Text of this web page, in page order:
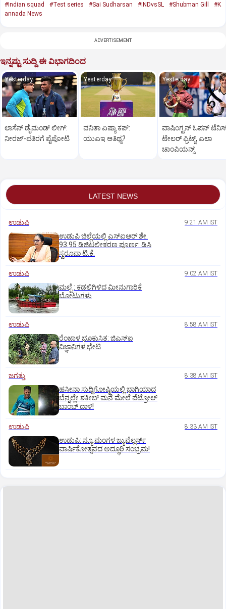
#Indian squad #Test series #Sai Sudharsan #INDvsSL #Shubman Gill
#K
annada News
ADVERTISEMENT
ಇನ್ನಷ್ಟು ಸುದ್ದಿ ಈ ವಿಭಾಗದಿಂದ
Yesterday
ಲಾಸೆನ್ ಡೈಮಂಡ್ ಲೀಗ್:
ನೀರಜ್-ಪತಿರಗೆ ಪೈಪೋಟಿ
Yesterday
ವನಿತಾ ಏಷ್ಯಾ ಕಪ್‌:
ಯುಎಇ ಆತಿಥ್ಯ?
Yesterday
ವಾಷಿಂಗ್ಟನ್‌ ಓಪನ್‌
ಟೇಲರ್‌ ಫ್ರಿಟ್ಜ್, ಎಲಾ
ಚಾಂಪಿಯನ್ಸ್‌
LATEST NEWS
ಉಡುಪಿ 9:21 AM IST
ಉಡುಪಿ ಜಿಲ್ಲೆಯಲ್ಲಿ ಎಸ್‌ಐಆರ್‌ ಶೇ.
93.95 ಡಿಜಿಟಲೀಕರಣ ಪೂರ್ಣ: ಡಿಸಿ
ಸ್ವರೂಪಾ ಟಿ.ಕೆ.
ಉಡುಪಿ 9:02 AM IST
ಮಲ್ಪೆ : ಕಡಲಿಗಿಳಿದ ಮೀನುಗಾರಿಕೆ
ಬೋಟುಗಳು
ಉಡುಪಿ 8:58 AM IST
ರೆಂಜಾಳ ಭೂಕುಸಿತ: ಜಿಎಸ್‌ಐ
ವಿಜ್ಞಾನಿಗಳ ಭೇಟಿ
ಜಗತ್ತು 8:38 AM IST
ಹಸೀನಾ ಸುದ್ದಿಗೋಷ್ಠಿಯಲ್ಲಿ ಭಾಗಿಯಾದ
ಬೆನ್ನಲ್ಲೇ ಶಕೀಬ್ ಮನೆ ಮೇಲೆ ಪೆಟ್ರೋಲ್
ಬಾಂಬ್ ದಾಳಿ!
ಉಡುಪಿ 8:33 AM IST
ಉಡುಪಿ: ನ್ಯೂ ಮಂಗಳ ಜ್ಯುವೆಲ್ಲರ್ಸ್
ವಾರ್ಷಿಕೋತ್ಸವದ ಅದ್ಧೂರಿ ಸಂಭ್ರಮ!